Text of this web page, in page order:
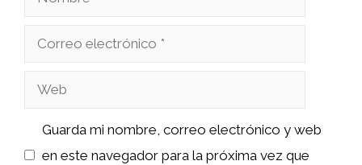
Correo
Web
Guarda mi nombre, correo electrónico y web
en este navegador para la próxima vez que